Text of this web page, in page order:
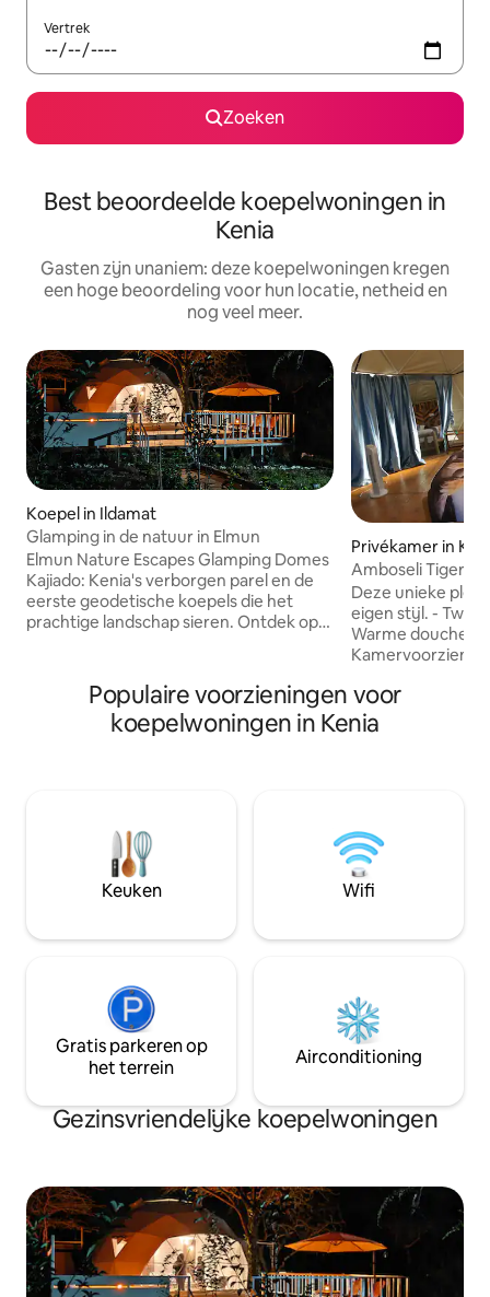
Vertrek
Zoeken
Best beoordeelde koepelwoningen in
Kenia
Gasten zijn unaniem: deze koepelwoningen kregen
een hoge beoordeling voor hun locatie, netheid en
nog veel meer.
Koepel in Ildamat
Glamping in de natuur in Elmun
Elmun Nature Escapes Glamping Domes
Kajiado: Kenia's verborgen parel en de
eerste geodetische koepels die het
prachtige landschap sieren. Ontdek op
geen ander, waar diepe rust elk moment
omarmt. Onze luxe koepels bieden een
intieme ontsnapping, perfect gelegen
voor de wereldwijde fijnproever
Privékamer in
Amboseli Tiger
Deze unieke plek
eigen stijl. - Twee
Warme douche
Balkon met 100%
Gratis wifi in
Gezinsvriendelijk - Ruim
Populaire voorzieningen voor
koepelwoningen in Kenia
Keuken Wifi
Gratis parkeren op
het terrein
Airconditioning
Gezinsvriendelijke koepelwoningen